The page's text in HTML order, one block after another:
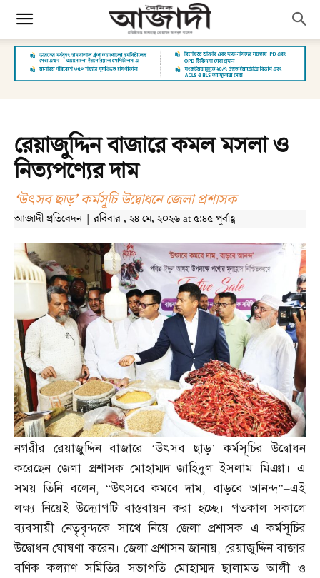
রেয়াজুদ্দিন বাজারে কমল মসলা ও
নিত্যপণ্যের দাম
‘উৎসব ছাড়’ কর্মসূচি উদ্বোধনে জেলা প্রশাসক
আজাদী প্রতিবেদন | রবিবার , ২৪ মে, ২০২৬ at ৫:৪৫ পূর্বাহ্ণ
নগরীর রেয়াজুদ্দিন বাজারে ‘উৎসব ছাড়’ কর্মসূচির উদ্বোধন
করেছেন জেলা প্রশাসক মোহাম্মদ জাহিদুল ইসলাম মিঞা। এ
সময় তিনি বলেন, “উৎসবে কমবে দাম,বাড়বে আনন্দ”–এই
লক্ষ্য নিয়েই উদ্যোগটি বাস্তবায়ন করা হচ্ছে। গতকাল সকালে
ব্যবসায়ী নেতৃবৃন্দকে সাথে নিয়ে জেলা প্রশাসক এ কর্মসূচির
উদ্বোধন ঘোষণা করেন। জেলা প্রশাসন জানায়, রেয়াজুদ্দিন বাজার
বণিক কল্যাণ সমিতির সভাপতি মোহাম্মদ ছালামত আলী ও